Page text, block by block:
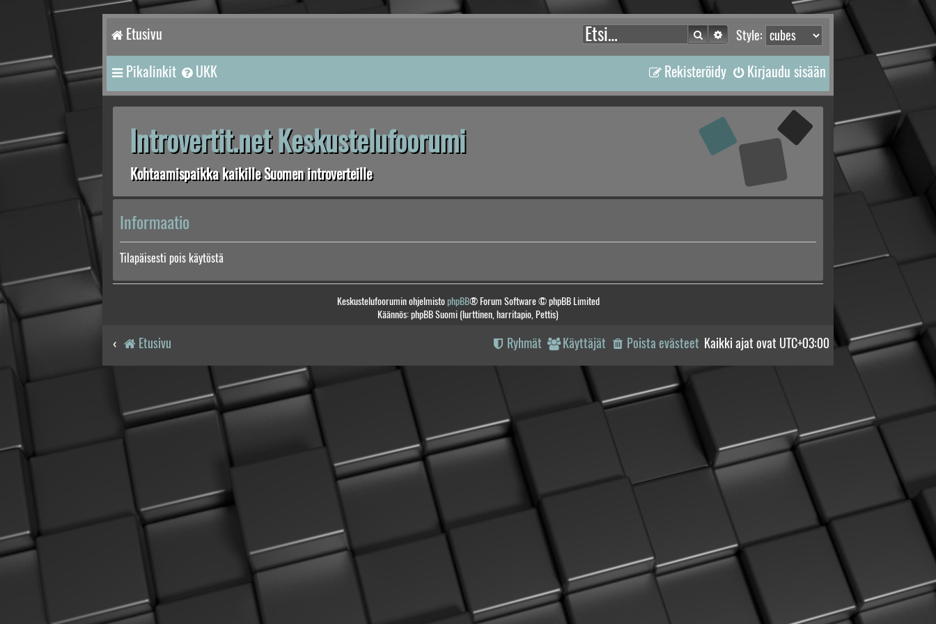
Etusivu Style:
Etsi Tarkennettu haku
Pikalinkit UKK Kirjaudu sisään
Rekisteröidy
Introvertit.net Keskustelufoorumi
Kohtaamispaikka kaikille Suomen introverteille
Informaatio
Tilapäisesti pois käytöstä
Keskustelufoorumin ohjelmistophpBB® Forum Software © phpBB Limited
Käännös: phpBB Suomi (lurttinen, harritapio, Pettis)
Etusivu Kaikki ajat ovat UTC+03:00
Poista evästeet
Käyttäjät
Ryhmät